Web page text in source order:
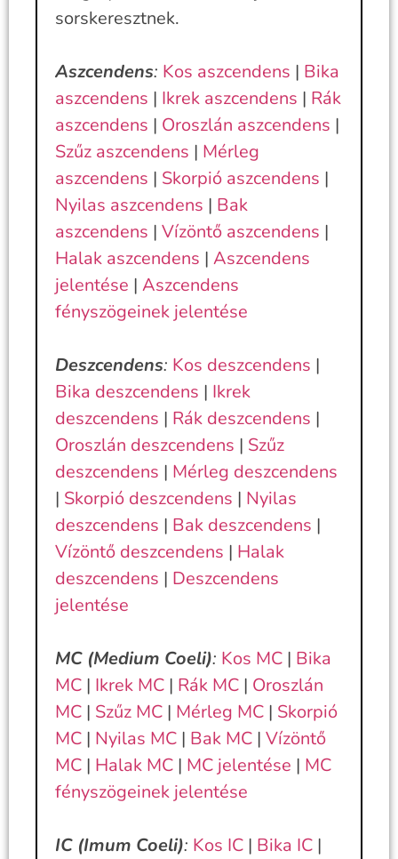
sorskeresztnek.
Aszcendens: Kos aszcendens | Bika
aszcendens | Ikrek aszcendens | Rák
aszcendens | Oroszlán aszcendens |
Szűz aszcendens | Mérleg
aszcendens | Skorpió aszcendens |
Nyilas aszcendens | Bak
aszcendens | Vízöntő aszcendens |
Halak aszcendens | Aszcendens
jelentése | Aszcendens
fényszögeinek jelentése
Deszcendens: Kos deszcendens |
Bika deszcendens | Ikrek
deszcendens | Rák deszcendens |
Oroszlán deszcendens | Szűz
deszcendens | Mérleg deszcendens
| Skorpió deszcendens | Nyilas
deszcendens | Bak deszcendens |
Vízöntő deszcendens | Halak
deszcendens | Deszcendens
jelentése
MC (Medium Coeli): Kos MC | Bika
MC | Ikrek MC | Rák MC | Oroszlán
MC | Szűz MC | Mérleg MC | Skorpió
MC | Nyilas MC | Bak MC | Vízöntő
MC | Halak MC | MC jelentése | MC
fényszögeinek jelentése
IC (Imum Coeli): Kos IC | Bika IC |